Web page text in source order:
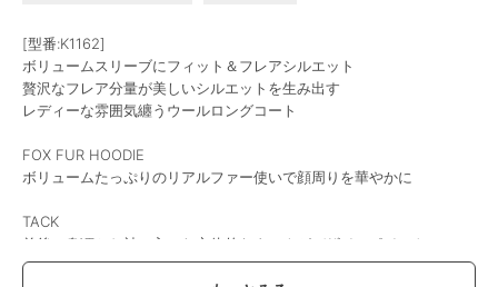
[型番:K1162]
ボリュームスリーブにフィット＆フレアシルエット
贅沢なフレア分量が美しいシルエットを生み出す
レディーな雰囲気纏うウールロングコート
FOX FUR HOODIE
ボリュームたっぷりのリアルファー使いで顔周りを華やかに
TACK
前後の身頃とお袖に入った立体的なタックがデザインポイントに。